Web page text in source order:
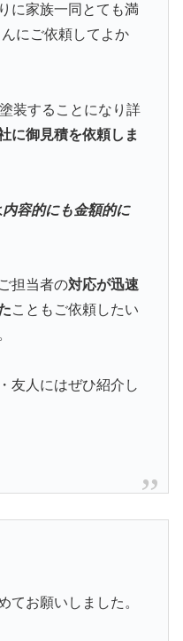
に家族一同とても満
にご依頼してよか
装することになり詳
に御見積を依頼しま
内容的にも金額的に
担当者の対応が迅速
こともご依頼したい
友人にはぜひ紹介し
てお願いしました。